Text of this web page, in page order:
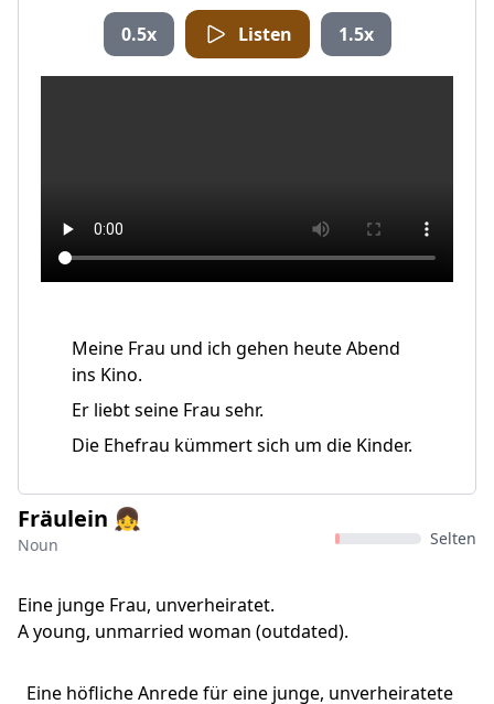
0.5x Listen 1.5x
Meine Frau und ich gehen heute Abend
ins Kino.
Er liebt seine Frau sehr.
Die Ehefrau kümmert sich um die Kinder.
Fräulein 👧
Noun Selten
Eine junge Frau, unverheiratet.
A young, unmarried woman (outdated).
Eine höfliche Anrede für eine junge, unverheiratete